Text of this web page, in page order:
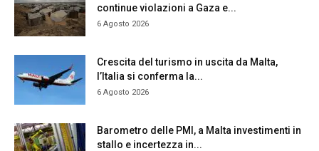
continue violazioni a Gaza e...
6 Agosto 2026
Crescita del turismo in uscita da Malta,
l’Italia si conferma la...
6 Agosto 2026
Barometro delle PMI, a Malta investimenti in
stallo e incertezza in...